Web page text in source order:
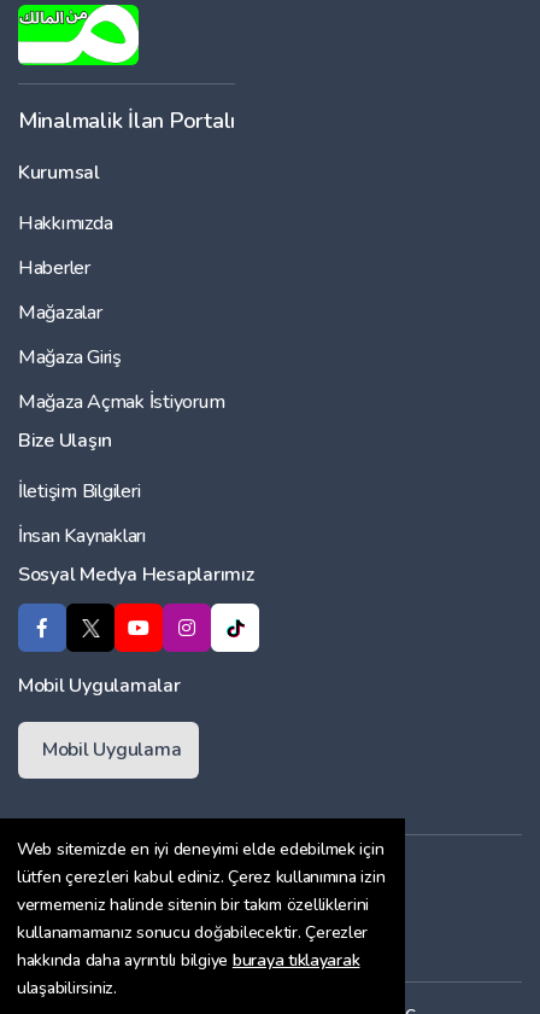
Web sitemizde en iyi deneyimi elde edebilmek için
lütfen çerezleri kabul ediniz. Çerez kullanımına izin
vermemeniz halinde sitenin bir takım özelliklerini
kullanamamanız sonucu doğabilecektir. Çerezler
hakkında daha ayrıntılı bilgiye buraya tıklayarak
ulaşabilirsiniz.
Minalmalik İlan Portalı
Kurumsal
Hakkımızda
Haberler
Mağazalar
Mağaza Giriş
Mağaza Açmak İstiyorum
Bize Ulaşın
İletişim Bilgileri
İnsan Kaynakları
Sosyal Medya Hesaplarımız
Mobil Uygulamalar
Mobil Uygulama
Üyelik Sözleşmesi
Çerez Politikası
Gizlilik Sözleşmesi